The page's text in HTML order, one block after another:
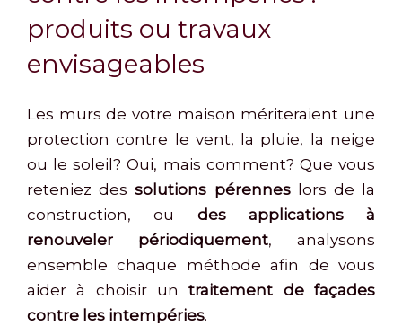
produits ou travaux
envisageables
Les murs de votre maison mériteraient une
protection contre le vent, la pluie, la neige
ou le soleil? Oui, mais comment? Que vous
reteniez dessolutions pérenneslors de la
construction, ou des applications à
renouveler périodiquement, analysons
ensemble chaque méthode afin de vous
aider à choisir untraitement de façades
contre les intempéries.